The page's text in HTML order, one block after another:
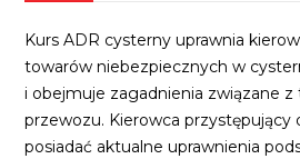
i
v
e
:
Kurs ADR cysterny uprawnia
towarów niebezpiecznych w
i obejmuje zagadnienia związane
przewozu. Kierowca przystępujący
posiadać aktualne uprawnienia